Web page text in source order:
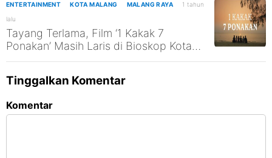
ENTERTAINMENT KOTA MALANG MALANG RAYA
1 tahun
lalu
Tayang Terlama, Film ‘1 Kakak 7
Ponakan’ Masih Laris di Bioskop Kota
Malang
Tinggalkan Komentar
Komentar